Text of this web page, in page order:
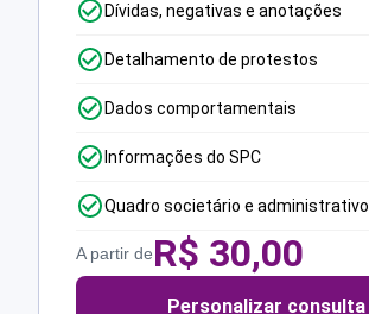
Dívidas, negativas e anotações
Detalhamento de protestos
Dados comportamentais
Informações do SPC
Quadro societário e administrativo
A partir deR$ 30,00
Personalizar consulta